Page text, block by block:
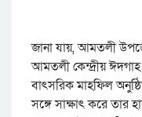
জানা যায়, আমতলী
আমতলী কেন্দ্রীয় ঈদগাহ
বাৎসরিক মাহফিল
সঙ্গে সাক্ষাৎ করে